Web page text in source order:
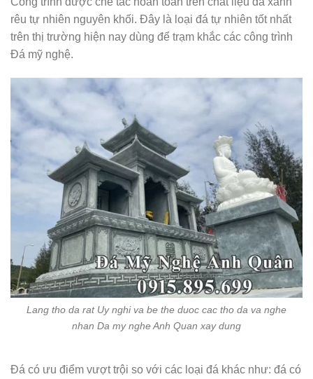
rêu tự nhiên nguyên khối. Đây là loại đá tự nhiên tốt nhất
trên thị trường hiện nay dùng để trạm khắc các công trình
Đá mỹ nghệ.
Lang tho da rat Uy nghi va be the duoc cac tho da va nghe
nhan Da my nghe Anh Quan xay dung
Đá có ưu điểm vượt trội so với các loại đá khác như: đá có